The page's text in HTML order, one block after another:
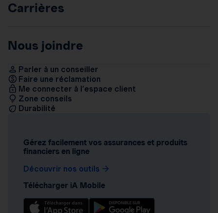
Carrières
Nous joindre
Parler à un conseiller
Faire une réclamation
Me connecter à l’espace client
Zone conseils
Durabilité
Gérez facilement vos assurances et produits
financiers en ligne
Découvrir nos outils
Télécharger iA Mobile